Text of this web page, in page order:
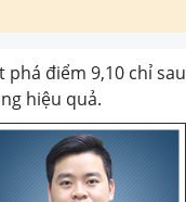
phá điểm 9,10 chỉ sau
hiệu quả.